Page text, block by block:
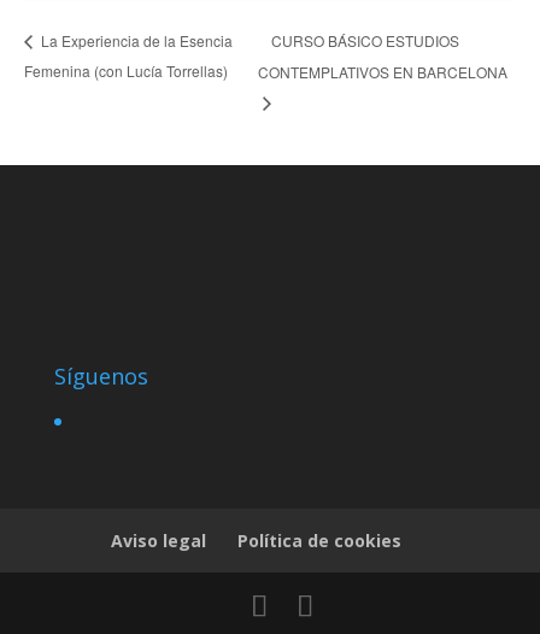
La Experiencia de la Esencia
Femenina (con Lucía Torrellas)
CURSO BÁSICO ESTUDIOS
CONTEMPLATIVOS EN BARCELONA
Síguenos
Aviso legal Política de cookies